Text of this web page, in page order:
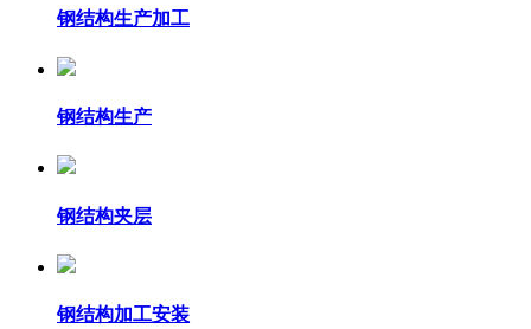
钢结构生产加工
钢结构生产
钢结构夹层
钢结构加工安装